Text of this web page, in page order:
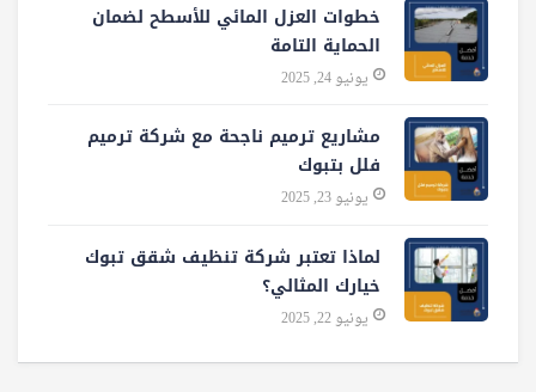
خطوات العزل المائي للأسطح لضمان
الحماية التامة
يونيو 24, 2025
مشاريع ترميم ناجحة مع شركة ترميم
فلل بتبوك
يونيو 23, 2025
لماذا تعتبر شركة تنظيف شقق تبوك
خيارك المثالي؟
يونيو 22, 2025